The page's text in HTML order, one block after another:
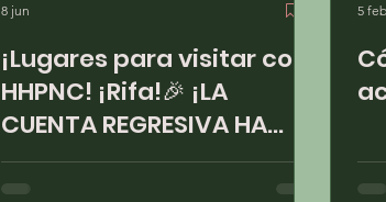
¡Lugares para visitar con
HHPNC! ¡Rifa!🎉 ¡LA
CUENTA REGRESIVA HA
COMENZADO! 🎉
8 jun 5 feb